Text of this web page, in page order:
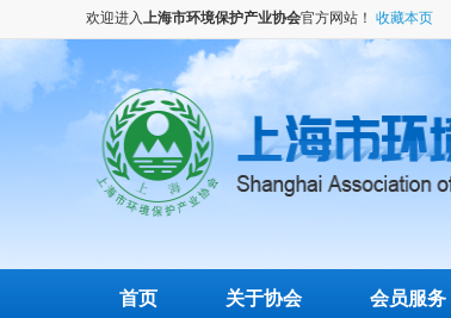
欢迎进入上海市环境保护产业协会官方网站！ 收藏本页
首页 关于协会 会员服务